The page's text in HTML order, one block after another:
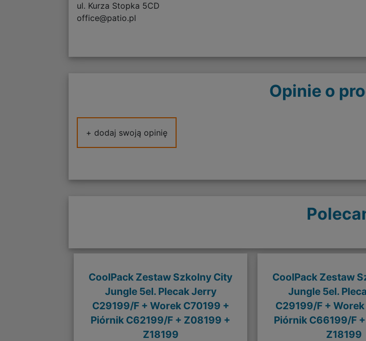
ul. Kurza Stopka 5CD
office@patio.pl
Opinie o
+ dodaj swoją opinię
CoolPack Zestaw Szkolny City
Jungle 5el. Plecak Jerry
C29199/F + Worek C70199 +
Piórnik C62199/F + Z08199 +
Z18199
CoolPack Zestaw
Jungle 5el.
C29199/F +
Piórnik C66199/F
Z18199